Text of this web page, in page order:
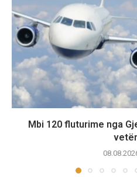
Mbi 120 fluturime nga